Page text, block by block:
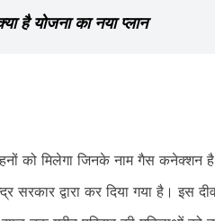
है योजना का नया प्लान
को मिलेगा जिनके नाम गैस कनेक्शन
द्वारा कर दिया गया है। इस